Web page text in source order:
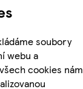
soubory
webu a
cookies nám